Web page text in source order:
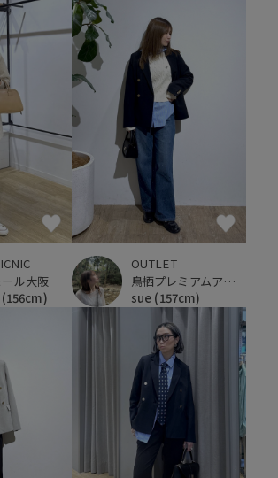
ル大阪
(156cm)
OUTLET
鳥栖プレミアムアウトレット
sue (157cm)